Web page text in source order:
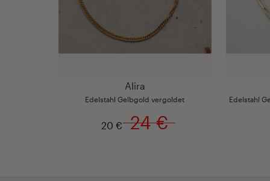
Alira
Edelstahl Gelbgold vergoldet
20 € 24 €
Edelstahl